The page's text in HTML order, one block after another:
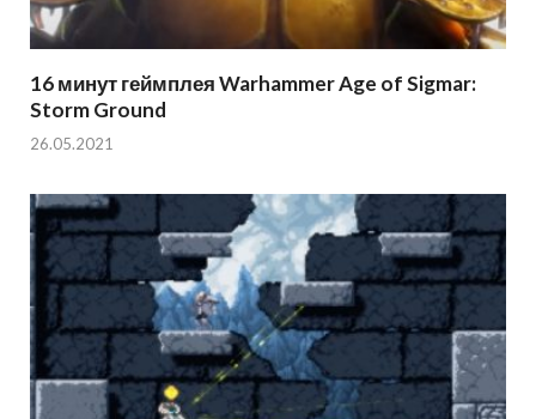
16 минут геймплея Warhammer Age of Sigmar:
Storm Ground
26.05.2021